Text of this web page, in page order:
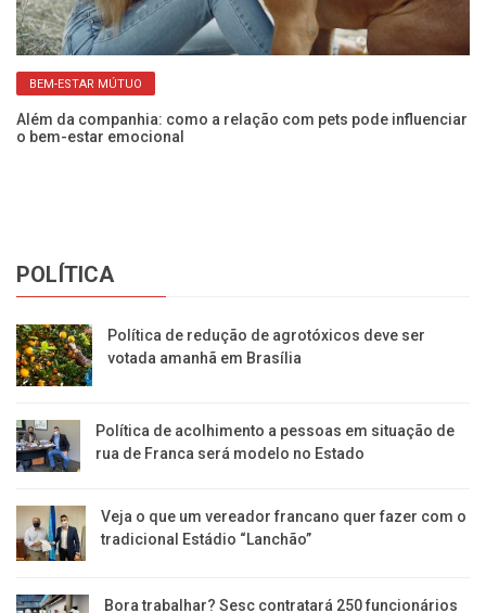
BEM-ESTAR MÚTUO
Além da companhia: como a relação com pets pode influenciar
o bem-estar emocional
POLÍTICA
Política de redução de agrotóxicos deve ser
votada amanhã em Brasília
Política de acolhimento a pessoas em situação de
rua de Franca será modelo no Estado
Veja o que um vereador francano quer fazer com o
tradicional Estádio “Lanchão”
Bora trabalhar? Sesc contratará 250 funcionários